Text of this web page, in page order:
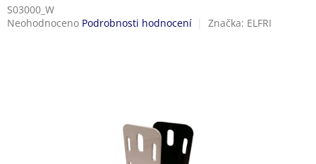
S03000_W
Průměrné
Neohodnoceno Podrobnosti hodnocení Značka: ELFRI